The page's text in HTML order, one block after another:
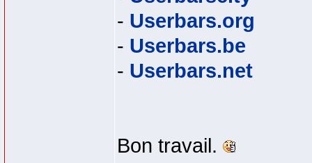
- Userbars.org
- Userbars.be
- Userbars.net
Bon travail.